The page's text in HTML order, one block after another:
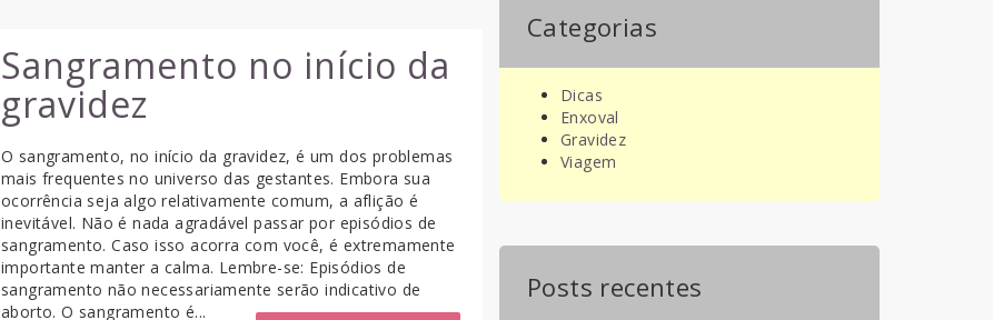
Sangramento no início da
gravidez
O sangramento, no início da gravidez, é um dos problemas
mais frequentes no universo das gestantes. Embora sua
ocorrência seja algo relativamente comum, a aflição é
inevitável. Não é nada agradável passar por episódios de
sangramento. Caso isso acorra com você, é extremamente
importante manter a calma. Lembre-se: Episódios de
sangramento não necessariamente serão indicativo de
aborto. O sangramento é...
Categorias
Dicas
Enxoval
Gravidez
Viagem
Posts recentes